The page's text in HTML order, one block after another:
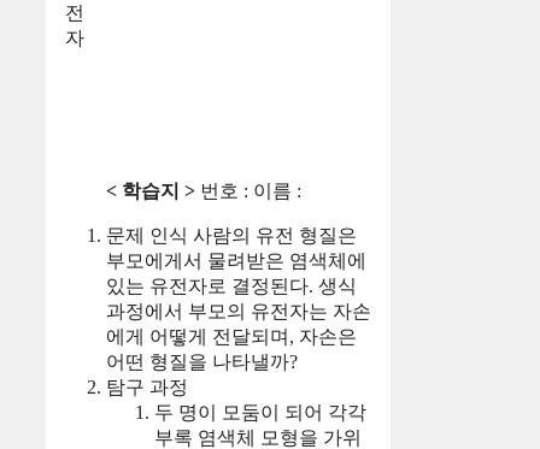
전
자
< 학습지 > 번호 : 이름 :
문제 인식 사람의 유전 형질은
부모에게서 물려받은 염색체에
있는 유전자로 결정된다. 생식
과정에서 부모의 유전자는 자손
에게 어떻게 전달되며, 자손은
어떤 형질을 나타낼까?
탐구 과정
두 명이 모둠이 되어 각각
부록 염색체 모형을 가위